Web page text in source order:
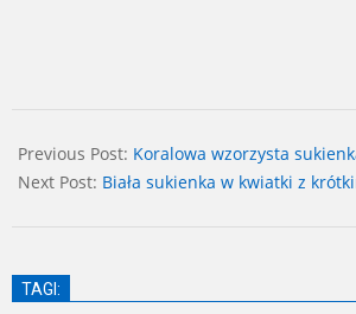
06-
16
Previous Post: Koralowa wzorzysta
Next Post: Biała sukienka w kwiatki z
TAGI: